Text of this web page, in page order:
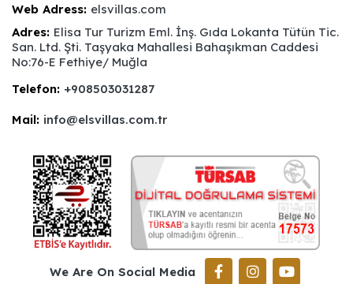
Web Adress: elsvillas.com
Adres: Elisa Tur Turizm Eml. İnş. Gıda Lokanta Tütün Tic.
San. Ltd. Şti. Taşyaka Mahallesi Bahaşıkman Caddesi
No:76-E Fethiye/ Muğla
Telefon: +908503031287
Mail: info@elsvillas.com.tr
We Are On Social Media